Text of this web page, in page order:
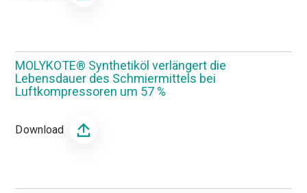
MOLYKOTE® Synthetiköl verlängert die
Lebensdauer des Schmiermittels bei
Luftkompressoren um 57 %
Download